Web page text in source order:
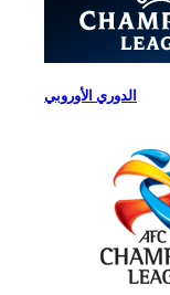
الدوري الأوروبي